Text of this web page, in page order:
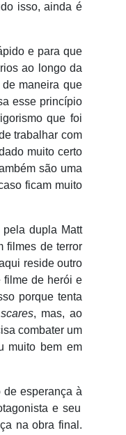
isso, ainda é
e para que
ao longo da
maneira que
esse princípio
que foi
trabalhar com
muito certo
são uma
ficam muito
pela dupla Matt
filmes de terror
reside outro
filme de herói e
porque tenta
, mas, ao
combater um
muito bem em
de esperançaà
e seu
na obra final.